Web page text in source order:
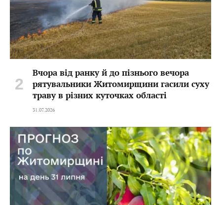
Вчора від ранку й до пізнього вечора
рятувальники Житомирщини гасили суху
траву в різних куточках області
31.07.2026